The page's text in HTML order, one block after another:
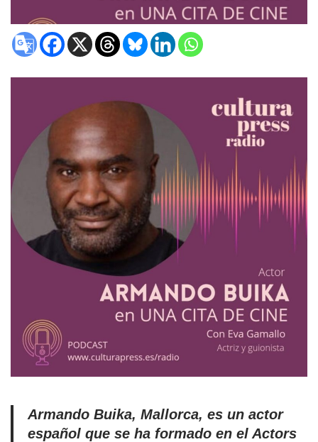
Armando Buika, Mallorca, es un actor
español que se ha formado en el Actors